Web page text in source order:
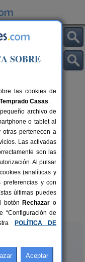
Bisbal d
20 pers.
desde50 €
SOBRE
las cookies de
Casas.
archivo de
o tablet al
otras pertenecen a
Las activadas
son las
Al pulsar
(analíticas y
preferencias y con
últimas puedes
botón Rechazar o
“Configuración de
POLÍTICA DE